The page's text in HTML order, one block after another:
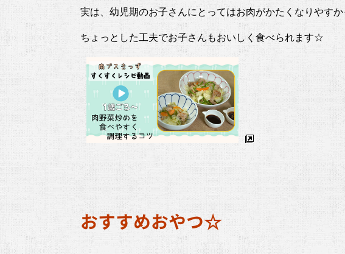
実は、幼児期のお子さんにとってはお肉がかたくなりやす
ちょっとした工夫でお子さんもおいしく食べられます☆
おすすめおやつ☆